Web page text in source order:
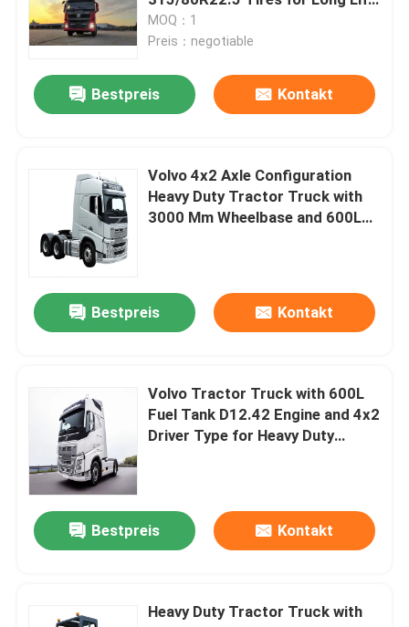
Spezialfahrzeuge
Leichtes Abwasserfahrzeug
Wasser-Tankwagen
Ölbehälter
Kompressionsmüllwagen
Transportation
MOQ：1
Preis：negotiable
Bestpreis Kontakt
Volvo 4x2 Axle Configuration
Heavy Duty Tractor Truck with
3000 Mm Wheelbase and 600L
Bestpreis Kontakt
Volvo Tractor Truck with 600L
Fuel Tank D12.42 Engine and 4x2
Driver Type for Heavy Duty
Bestpreis Kontakt
Heavy Duty Tractor Truck with